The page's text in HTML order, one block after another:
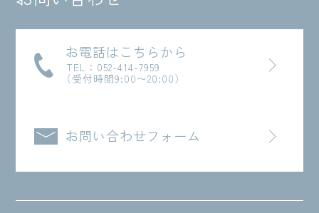
お電話はこちらから
TEL：052-414-7959
（受付時間9:00〜20:00）
お問い合わせフォーム